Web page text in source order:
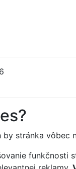
stránka vôbec
funkčnosti